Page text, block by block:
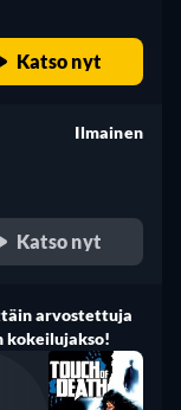
Katso nyt
Ilmainen
Katso nyt
arvostettuja
kokeilujakso!